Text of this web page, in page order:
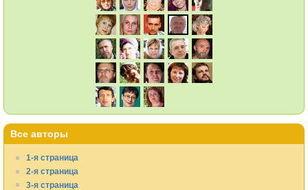
Все авторы
1-я страница
2-я страница
3-я страница